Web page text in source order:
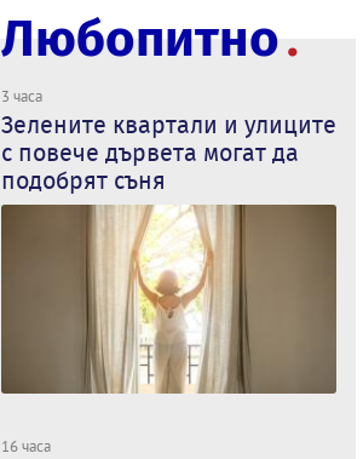
Любопитно
3 часа
Зелените квартали и улиците
с повече дървета могат да
подобрят съня
16 часа